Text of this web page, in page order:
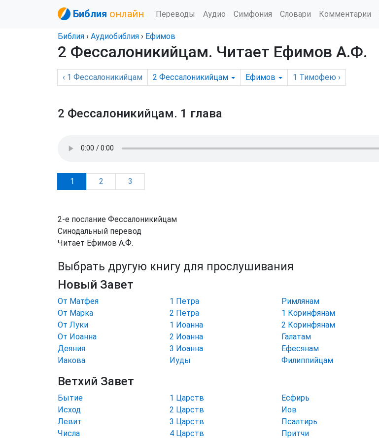
Библия онлайн Переводы Аудио Симфония Словари Комментарии
Библия › Аудиобиблия › Ефимов
2 Фессалоникийцам. Читает Ефимов А.Ф.
‹ 1 Фессалоникийцам 2 Фессалоникийцам Ефимов 1 Тимофею ›
2 Фессалоникийцам. 1 глава
1 2 3
2-е послание Фессалоникийцам
Синодальный перевод
Читает Ефимов А.Ф.
Выбрать другую книгу для прослушивания
Новый Завет
От Матфея
От Марка
От Луки
От Иоанна
Деяния
Иакова
1 Петра
2 Петра
1 Иоанна
2 Иоанна
3 Иоанна
Иуды
Римлянам
1 Коринфянам
2 Коринфянам
Галатам
Ефесянам
Филиппийцам
Ветхий Завет
Бытие
Исход
Левит
Числа
1 Царств
2 Царств
3 Царств
4 Царств
Есфирь
Иов
Псалтирь
Притчи